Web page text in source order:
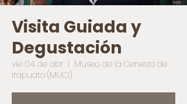
Visita Guiada y
Degustación
vie 04 de abr
  |
Museo de la Cerveza de
Irapuato (MUCI)